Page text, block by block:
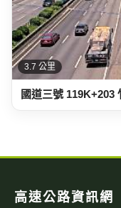
高速公路資訊網
國道與快速公路即時影
您出行規劃參考。
本站為民間自發製作，與
即時路況地圖